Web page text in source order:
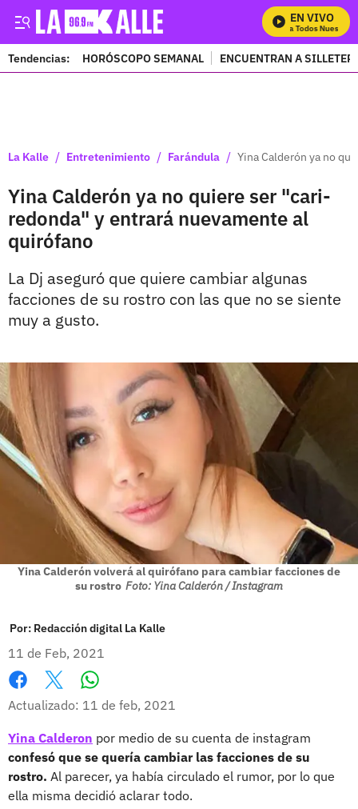
EN VIVO
Mira Todos Nuestros
Tendencias: HORÓSCOPO SEMANAL ENCUENTRAN A
La Kalle / Entretenimiento / Farándula / Yina Calderón ya no
Yina Calderón ya no quiere ser "cari-
redonda" y entrará nuevamente al
quirófano
La Dj aseguró que quiere cambiar algunas
facciones de su rostro con las que no se siente
muy a gusto.
Yina Calderón volverá al quirófano para cambiar facciones de
su rostro Foto: Yina Calderón / Instagram
Por: Redacción digital La Kalle
11 de Feb, 2021
Facebook
X
Actualizado: 11 de feb, 2021
Yina Calderon por medio de su cuenta de instagram
confesó que se quería cambiar las facciones de su
rostro. Al parecer, ya había circulado el rumor, por lo que
ella misma decidió aclarar todo.